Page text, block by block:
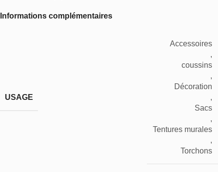
Informations complémentaires
USAGE
Accessoires
,
coussins
,
Décoration
,
Sacs
,
Tentures murales
,
Torchons